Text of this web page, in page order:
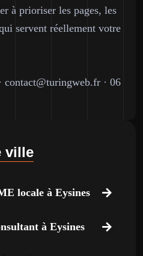
à prioriser les pages, les
servent réellement votre
· contact@turingweb.fr · 06
ville
locale à Eysines
à Eysines